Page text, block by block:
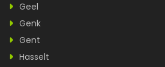
Geel
Genk
Gent
Hasselt